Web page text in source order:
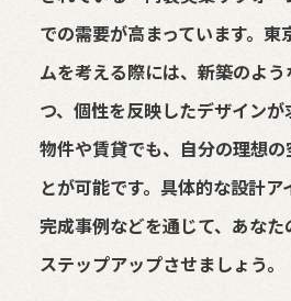
での需要が高まっています。東
ムを考える際には、新築のよ
つ、個性を反映したデザイン
物件や賃貸でも、自分の理想
とが可能です。具体的な設計ア
完成事例などを通じて、あな
ステップアップさせましょう。